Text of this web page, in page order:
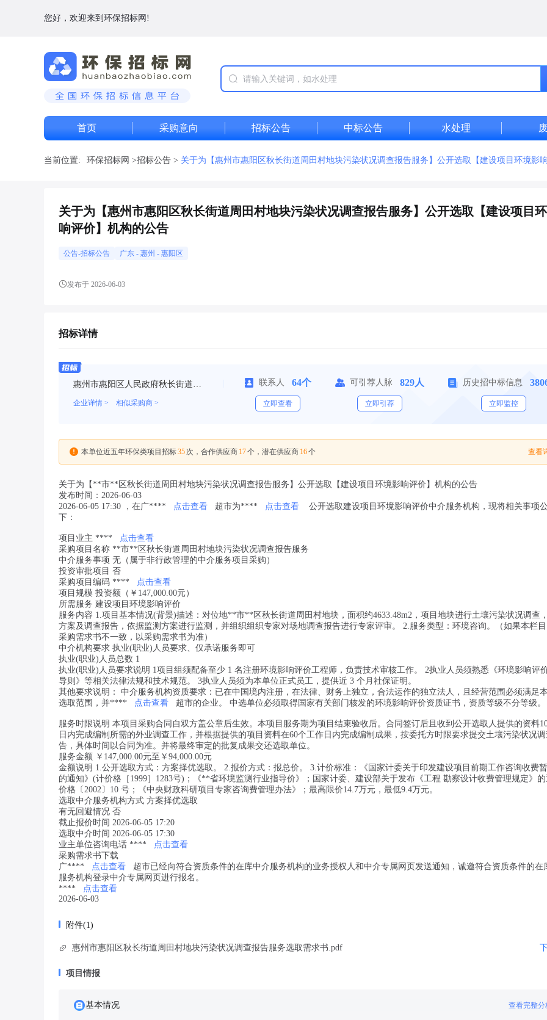
您好，欢迎来到环保招标网!
首页 采购意向 招标公告 中标公告 水处理
当前位置: 环保招标网 >招标公告 > 关于为【惠州市惠阳区秋长街道周田村地块污染状况调查报告服务】公开选取【建设项目环境影
关于为【惠州市惠阳区秋长街道周田村地块污染状况调查报告服务】公开选取【建设项目
响评价】机构的公告
公告-招标公告 广东 - 惠州 - 惠阳区
发布于 2026-06-03
招标详情
惠州市惠阳区人民政府秋长街道办事处
企业详情 > 相似采购商 >
联系人 64个
立即查看
可引荐人脉 829人
立即引荐
历史招中标信息
立即监控
本单位近五年环保类项目招标35 次，合作供应商 17个，潜在供应商 16个 查看
关于为【**市**区秋长街道周田村地块污染状况调查报告服务】公开选取【建设项目环境影响评价】机构的公告
发布时间：2026-06-03
2026-06-05 17:30 ，在广****
点击查看 超市为**** 点击查看
公开选取建设项目环境影响评价中介服务机构，现将相关事项
下：
项目业主 ****
点击查看
采购项目名称 **市**区秋长街道周田村地块污染状况调查报告服务
中介服务事项 无（属于非行政管理的中介服务项目采购）
投资审批项目 否
采购项目编码 ****
点击查看
项目规模 投资额（￥147,000.00元）
所需服务 建设项目环境影响评价
服务内容 1.项目基本情况(背景)描述：对位地**市**区秋长街道周田村地块，面积约4633.48m2，项目地块进行土壤污染状况调查
方案及调查报告，依据监测方案进行监测，并组织组织专家对场地调查报告进行专家评审。 2.服务类型：环境咨询。（如果本栏
采购需求书不一致，以采购需求书为准）
中介机构要求 执业(职业)人员要求、仅承诺服务即可
执业(职业)人员总数 1
执业(职业)人员要求说明 1项目组须配备至少 1 名注册环境影响评价工程师，负责技术审核工作。 2执业人员须熟悉《环境影响评
导则》等相关法律法规和技术规范。 3执业人员须为本单位正式员工，提供近 3 个月社保证明。
其他要求说明： 中介服务机构资质要求：已在中国境内注册，在法律、财务上独立，合法运作的独立法人，且经营范围必须满足
选取范围，并****
点击查看 超市的企业。 中选单位必须取得国家有关部门核发的环境影响评价资质证书，资质等级不分等级。
服务时限说明 本项目采购合同自双方盖公章后生效。本项目服务期为项目结束验收后。合同签订后且收到公开选取人提供的资料
日内完成编制所需的外业调查工作，并根据提供的项目资料在60个工作日内完成编制成果，按委托方时限要求提交土壤污染状况
告，具体时间以合同为准。并将最终审定的批复成果交还选取单位。
服务金额 ￥147,000.00元至￥94,000.00元
金额说明 1.公开选取方式：方案择优选取。 2.报价方式：报总价。 3.计价标准：《国家计委关于印发建设项目前期工作咨询收费
的通知》(计价格［1999］1283号)；《**省环境监测行业指导价》；国家计委、建设部关于发布《工程 勘察设计收费管理规定》
价格〔2002〕10 号；《中央财政科研项目专家咨询费管理办法》；最高限价14.7万元，最低9.4万元。
选取中介服务机构方式 方案择优选取
有无回避情况 否
截止报价时间 2026-06-05 17:20
选取中介时间 2026-06-05 17:30
业主单位咨询电话 ****
点击查看
采购需求书下载
广****
点击查看
超市已经向符合资质条件的在库中介服务机构的业务授权人和中介专属网页发送通知，诚邀符合资质条件的在
服务机构登录中介专属网页进行报名。
****
点击查看
2026-06-03
附件(1)
惠州市惠阳区秋长街道周田村地块污染状况调查报告服务选取需求书.pdf
项目情报
基本情况 查看完整分